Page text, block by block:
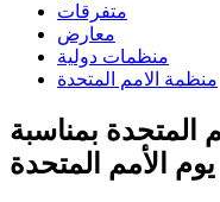
متفرقات
معارض
منظمات دولية
منظمة الامم المتحدة
المتحدة بمناسبة
يوم الأمم المتحدة